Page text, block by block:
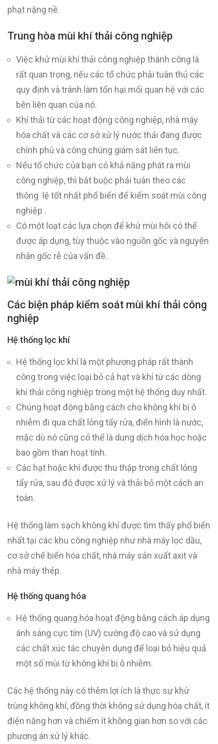
phạt nặng nề.
Trung hòa mùi khí thải công nghiệp
Việc khử mùi khí thải công nghiệp thành công là
rất quan trọng, nếu các tổ chức phải tuân thủ các
quy định và tránh làm tổn hại mối quan hệ với các
bên liên quan của nó.
Khí thải từ các hoạt động công nghiệp, nhà máy
hóa chất và các cơ sở xử lý nước thải đang được
chính phủ và công chúng giám sát liên tục.
Nếu tổ chức của bạn có khả năng phát ra mùi
công nghiệp, thì bắt buộc phải tuân theo các
thông lệ tốt nhất phổ biến để kiểm soát mùi công
nghiệp .
Có một loạt các lựa chọn để khử mùi hôi có thể
được áp dụng, tùy thuộc vào nguồn gốc và nguyên
nhân gốc rễ của vấn đề.
Các biện pháp kiểm soát mùi khí thải công
nghiệp
Hệ thống lọc khí
Hệ thống lọc khí là một phương pháp rất thành
công trong việc loại bỏ cả hạt và khí từ các dòng
khí thải công nghiệp trong một hệ thống duy nhất.
Chúng hoạt động bằng cách cho không khí bị ô
nhiễm đi qua chất lỏng tẩy rửa, điển hình là nước,
mặc dù nó cũng có thể là dung dịch hóa học hoặc
bao gồm than hoạt tính.
Các hạt hoặc khí được thu thập trong chất lỏng
tẩy rửa, sau đó được xử lý và thải bỏ một cách an
toàn.
Hệ thống làm sạch không khí được tìm thấy phổ biến
nhất tại các khu công nghiệp như nhà máy lọc dầu,
cơ sở chế biến hóa chất, nhà máy sản xuất axit và
nhà máy thép.
Hệ thống quang hóa
Hệ thống quang hóa hoạt động bằng cách áp dụng
ánh sáng cực tím (UV) cường độ cao và sử dụng
các chất xúc tác chuyên dụng để loại bỏ hiệu quả
một số mùi từ không khí bị ô nhiễm.
Các hệ thống này có thêm lợi ích là thực sự khử
trùng không khí, đồng thời không sử dụng hóa chất, ít
điện năng hơn và chiếm ít không gian hơn so với các
phương án xử lý khác.